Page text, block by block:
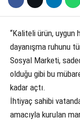
“Kaliteli ürün, uygun
dayanışma ruhunu
Sosyal Marketi,
olduğu gibi bu
kadar açtı.
İhtiyaç sahibi
amacıyla kurulan